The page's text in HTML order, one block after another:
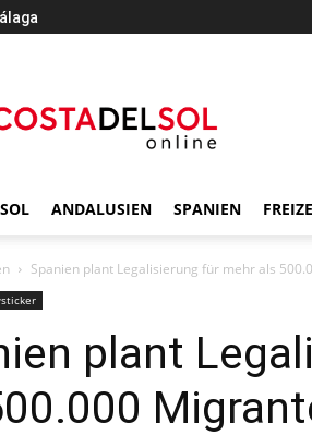
ANDALUSIEN SPANIEN
Spanien plant Legalisierung für mehr als
plant